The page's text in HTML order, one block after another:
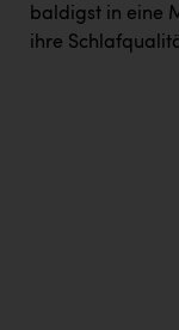
baldigst in eine
ihre